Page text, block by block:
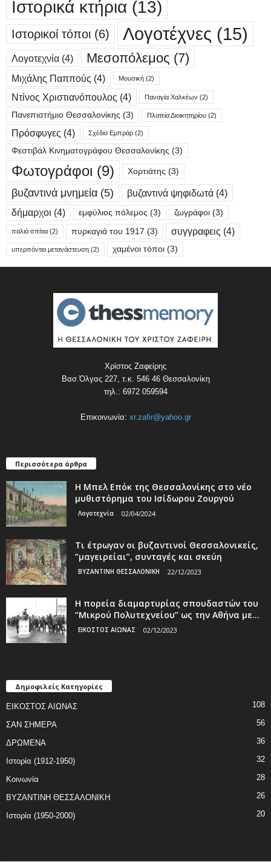
Ιστορικά κτήρια (13)
Ιστορικοί τόποι (6) Λογοτέχνες (15)
Λογοτεχνία (4) Μεσοπόλεμος (7)
Μιχάλης Παππούς (4) Μουσική (2)
Ντίνος Χριστιανόπουλος (4) Παναγία Χαλκέων (2)
Πανεπιστήμιο Θεσσαλονίκης (3) Πλατεία Διοικητηρίου (2)
Πρόσφυγες (4) Σχέδιο Εμπράρ (2)
Φεστιβάλ Κινηματογράφου Θεσσαλονίκης (3)
Φωτογράφοι (9) Χορτιάτης (3)
βυζαντινά μνημεία (5) βυζαντινά ψηφιδωτά (4)
δήμαρχοι (4) εμφύλιος πόλεμος (3) ζωγράφοι (3)
παλιά σπίτια (2) πυρκαγιά του 1917 (3) συγγραφεις (4)
υπερπόντια μετανάστευση (2) χαμένοι τόποι (3)
Χρίστος Ζαφείρης
Βασ.Όλγας 227, τ.κ. 546 46 Θεσσαλονίκη
τηλ.: 6972 059594
Επικοινωνία: xr.zafir@yahoo.gr
Περισσότερα άρθρα
Η Μπελ Επόκ της Θεσσαλονίκης στο νέο
μυθιστόρημα του Ισίδωρου Ζουργού
Λογοτεχνία 02/04/2024
Τι έτρωγαν οι βυζαντινοί Θεσσαλονικείς,
”μαγειρείαι”, συνταγές και σκεύη
ΒΥΖΑΝΤΙΝΗ ΘΕΣΣΑΛΟΝΙΚΗ 22/12/2023
Η πορεία διαμαρτυρίας σπουδαστών του
‘’Μικρού Πολυτεχνείου’’ ως την Αθήνα με...
ΕΙΚΟΣΤΟΣ ΑΙΩΝΑΣ 02/12/2023
Δημοφιλείς Κατηγορίες
ΕΙΚΟΣΤΟΣ ΑΙΩΝΑΣ 108
ΣΑΝ ΣΗΜΕΡΑ 56
ΔΡΩΜΕΝΑ 36
Ιστορία (1912-1950) 32
Κοινωνία 28
ΒΥΖΑΝΤΙΝΗ ΘΕΣΣΑΛΟΝΙΚΗ 26
Ιστορία (1950-2000) 20